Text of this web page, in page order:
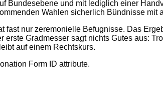
Bundesebene und mit lediglich einer
Wahlen sicherlich Bündnisse mit
fast nur zeremonielle Befugnisse. Das
erste Gradmesser sagt nichts Gutes aus:
auf einem Rechtskurs.
Form ID attribute.